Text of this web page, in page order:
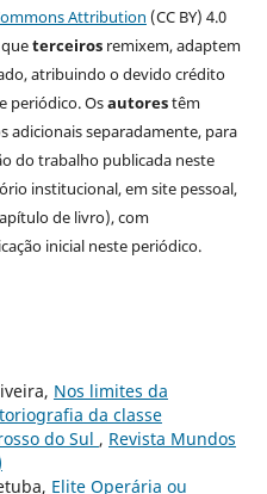
Attribution (CC BY) 4.0
terceirosremixem, adaptem
atribuindo o devido crédito
periódico. Osautorestêm
adicionais separadamente, para
do trabalho publicada neste
institucional, em site pessoal,
de livro), com
inicial neste periódico.
Nos limites da
da classe
do Sul , Revista Mundos
Elite Operária ou